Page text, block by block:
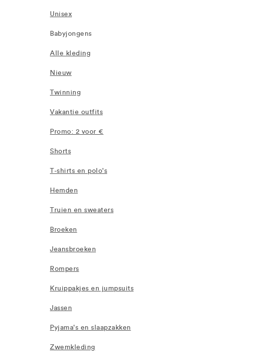
Unisex
Babyjongens
Alle kleding
Nieuw
Twinning
Vakantie outfits
Promo: 2 voor €
Shorts
T-shirts en polo's
Hemden
Truien en sweaters
Broeken
Jeansbroeken
Rompers
Kruippakjes en jumpsuits
Jassen
Pyjama's en slaapzakken
Zwemkleding